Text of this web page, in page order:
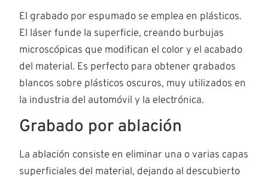
El grabado por espumado se emplea en plásticos.
El láser funde la superficie, creando burbujas
microscópicas que modifican el color y el acabado
del material. Es perfecto para obtener grabados
blancos sobre plásticos oscuros, muy utilizados en
la industria del automóvil y la electrónica.
Grabado por ablación
La ablación consiste en eliminar una o varias capas
superficiales del material, dejando al descubierto